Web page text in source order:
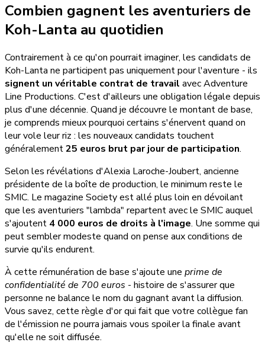
Combien gagnent les aventuriers de
Koh-Lanta au quotidien
Contrairement à ce qu'on pourrait imaginer, les candidats de
Koh-Lanta ne participent pas uniquement pour l'aventure - ils
signent un véritable contrat de travail avec Adventure
Line Productions. C'est d'ailleurs une obligation légale depuis
plus d'une décennie. Quand je découvre le montant de base,
je comprends mieux pourquoi certains s'énervent quand on
leur vole leur riz : les nouveaux candidats touchent
généralement25 euros brut par jour de participation.
Selon les révélations d'Alexia Laroche-Joubert, ancienne
présidente de la boîte de production, le minimum reste le
SMIC. Le magazine Society est allé plus loin en dévoilant
que les aventuriers "lambda" repartent avec le SMIC auquel
s'ajoutent 4 000 euros de droits à l'image. Une somme qui
peut sembler modeste quand on pense aux conditions de
survie qu'ils endurent.
À cette rémunération de base s'ajoute une prime de
confidentialité de 700 euros - histoire de s'assurer que
personne ne balance le nom du gagnant avant la diffusion.
Vous savez, cette règle d'or qui fait que votre collègue fan
de l'émission ne pourra jamais vous spoiler la finale avant
qu'elle ne soit diffusée.